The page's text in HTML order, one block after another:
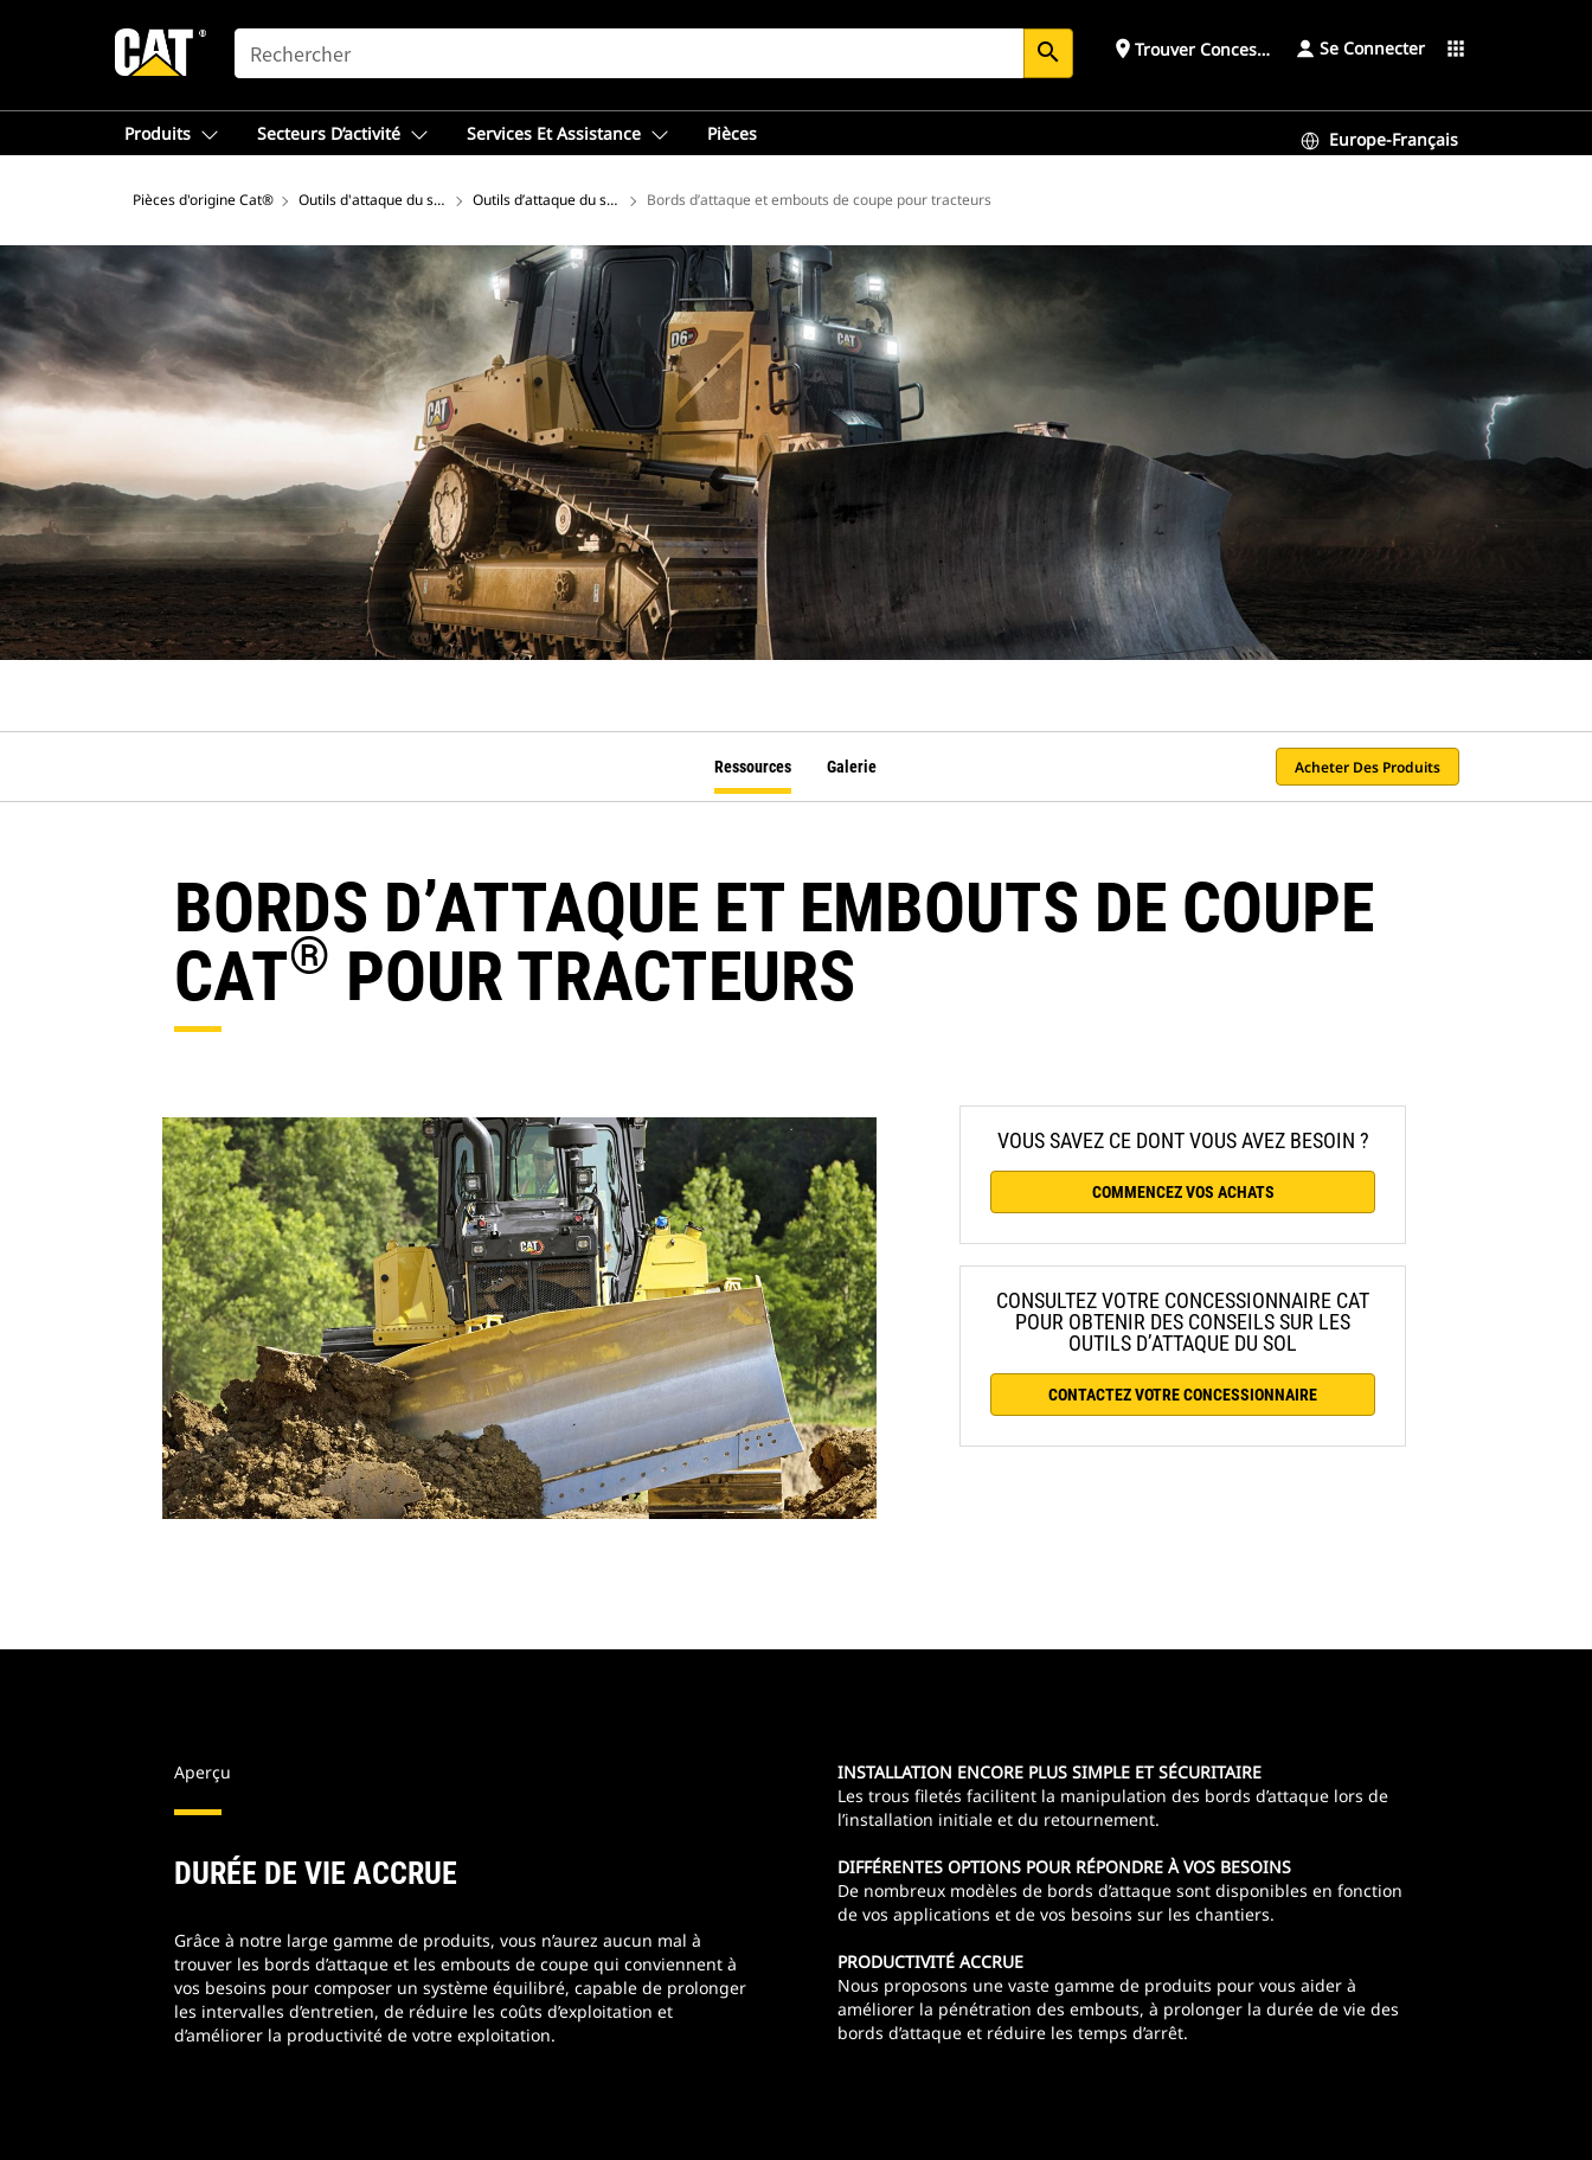
SEARCH search place Trouver ConcessionnaireSe Connecter apps
Produits Secteurs D’activité Services Et Assistance Pièces Europe-Français
Pièces d'origine Cat® Outils d'attaque du sol Cat®Outils d’attaque du sol (GET) pour tracteursBords d’attaque et embouts de coupe pour tracteurs
Ressources Galerie Acheter Des Produits
BORDS D’ATTAQUE ET EMBOUTS DE COUPE
CAT® POUR TRACTEURS
VOUS SAVEZ CE DONT VOUS AVEZ BESOIN ?
COMMENCEZ VOS ACHATS
CONSULTEZ VOTRE CONCESSIONNAIRE CAT
POUR OBTENIR DES CONSEILS SUR LES
OUTILS D’ATTAQUE DU SOL
CONTACTEZ VOTRE CONCESSIONNAIRE
Aperçu
DURÉE DE VIE ACCRUE
Grâce à notre large gamme de produits, vous n’aurez aucun mal à
trouver les bords d’attaque et les embouts de coupe qui conviennent à
vos besoins pour composer un système équilibré, capable de prolonger
les intervalles d’entretien, de réduire les coûts d’exploitation et
d’améliorer la productivité de votre exploitation.
INSTALLATION ENCORE PLUS SIMPLE ET SÉCURITAIRE
Les trous filetés facilitent la manipulation des bords d’attaque lors de
l’installation initiale et du retournement.
DIFFÉRENTES OPTIONS POUR RÉPONDRE À VOS BESOINS
De nombreux modèles de bords d’attaque sont disponibles en fonction
de vos applications et de vos besoins sur les chantiers.
PRODUCTIVITÉ ACCRUE
Nous proposons une vaste gamme de produits pour vous aider à
améliorer la pénétration des embouts, à prolonger la durée de vie des
bords d’attaque et réduire les temps d’arrêt.